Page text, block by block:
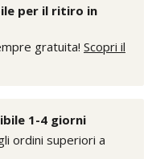
per il ritiro in
gratuita! Scopri il
1-4 giorni
ordini superiori a